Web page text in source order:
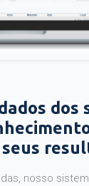
dos
nosso